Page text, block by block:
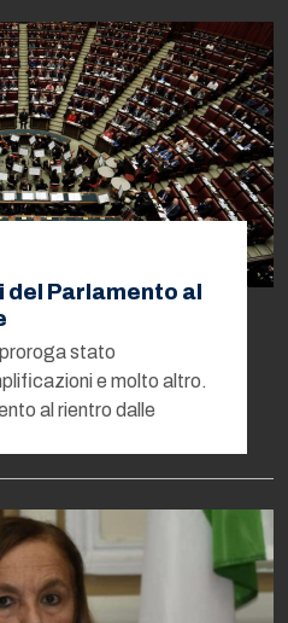
Parlamento al
stato
e molto altro.
al rientro dalle